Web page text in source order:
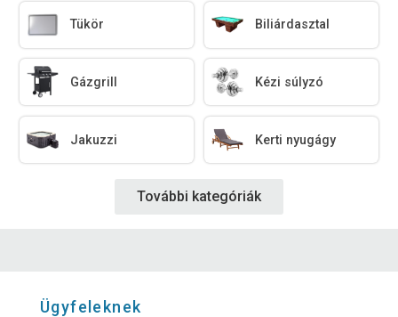
Tükör Biliárdasztal
Gázgrill Kézi súlyzó
Jakuzzi Kerti nyugágy
További kategóriák
Ügyfeleknek